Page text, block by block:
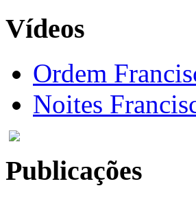
Vídeos
Ordem
Noites
Publicações